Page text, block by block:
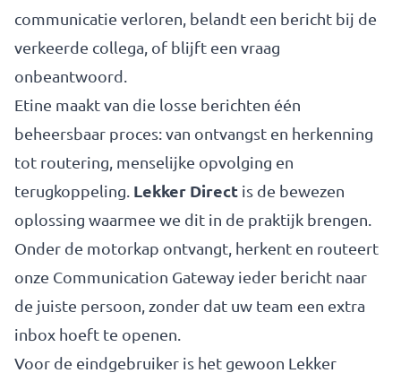
communicatie verloren, belandt een bericht bij de
verkeerde collega, of blijft een vraag
onbeantwoord.
Etine maakt van die losse berichten één
beheersbaar proces: van ontvangst en herkenning
tot routering, menselijke opvolging en
terugkoppeling. Lekker Direct is de bewezen
oplossing waarmee we dit in de praktijk brengen.
Onder de motorkap ontvangt, herkent en routeert
onze Communication Gateway ieder bericht naar
de juiste persoon, zonder dat uw team een extra
inbox hoeft te openen.
Voor de eindgebruiker is het gewoon Lekker